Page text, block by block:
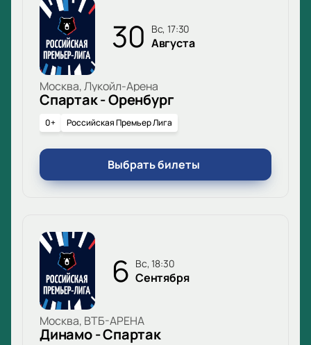
30 вс, 17:30
Августа
Москва, Лукойл-Арена
Спартак - Оренбург
0+ Российская Премьер Лига
Выбрать билеты
6 вс, 18:30
Сентября
Москва, ВТБ-АРЕНА
Динамо - Спартак